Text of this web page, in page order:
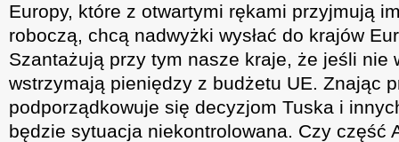
Europy, które z otwartymi rękami przyjmują
roboczą, chcą nadwyżki wysłać do krajów
Szantażują przy tym nasze kraje, że jeśli nie
wstrzymają pieniędzy z budżetu UE. Znając
podporządkowuje się decyzjom Tuska i
będzie sytuacja niekontrolowana. Czy część